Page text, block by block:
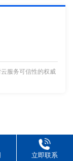
服务可信性的权威
立即联系